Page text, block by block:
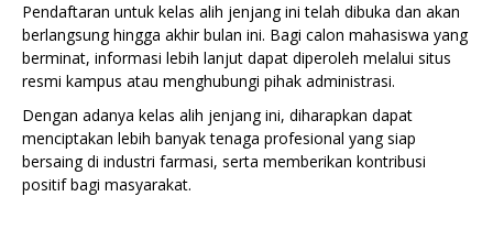
Pendaftaran untuk kelas alih jenjang ini telah dibuka dan akan
berlangsung hingga akhir bulan ini. Bagi calon mahasiswa yang
berminat, informasi lebih lanjut dapat diperoleh melalui situs
resmi kampus atau menghubungi pihak administrasi.
Dengan adanya kelas alih jenjang ini, diharapkan dapat
menciptakan lebih banyak tenaga profesional yang siap
bersaing di industri farmasi, serta memberikan kontribusi
positif bagi masyarakat.